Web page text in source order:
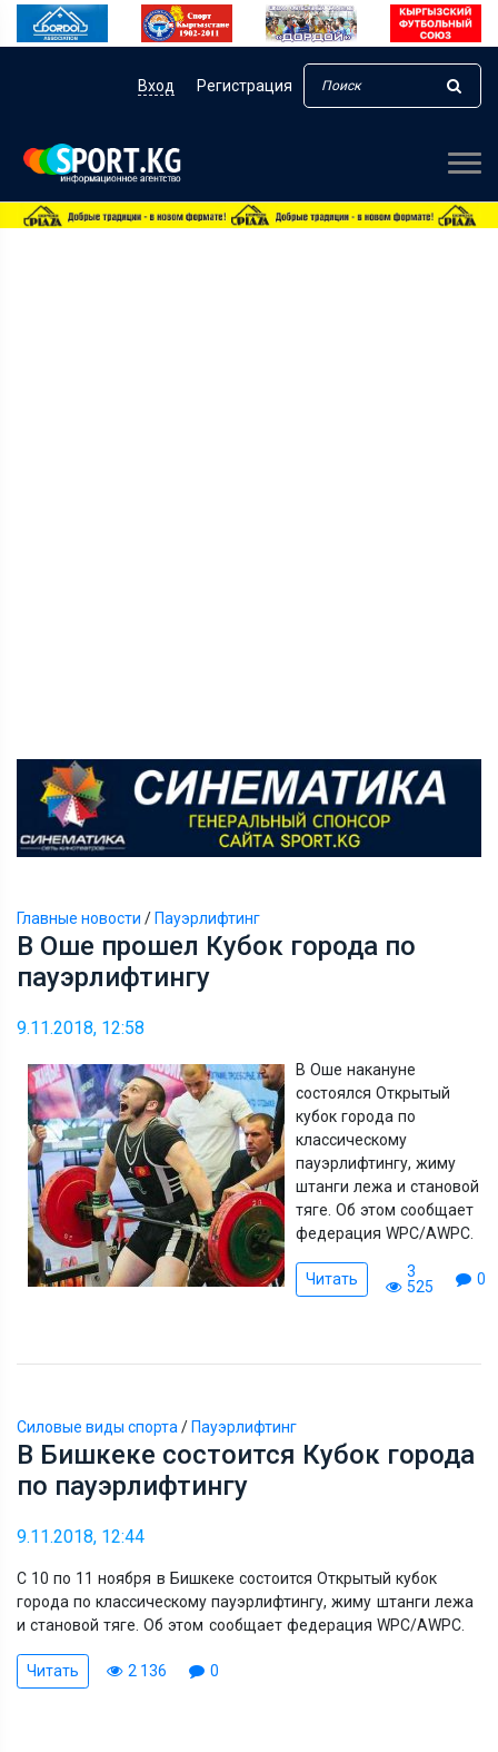
Вход Регистрация
Главные новости / Пауэрлифтинг
В Оше прошел Кубок города по
пауэрлифтингу
9.11.2018, 12:58
В Оше накануне
состоялся Открытый
кубок города по
классическому
пауэрлифтингу, жиму
штанги лежа и становой
тяге. Об этом сообщает
федерация WPC/AWPC.
Читать
3
525
0
Силовые виды спорта / Пауэрлифтинг
В Бишкеке состоится Кубок города
по пауэрлифтингу
9.11.2018, 12:44
С 10 по 11 ноября в Бишкеке состоится Открытый кубок
города по классическому пауэрлифтингу, жиму штанги лежа
и становой тяге. Об этом сообщает федерация WPC/AWPC.
Читать 2 136 0